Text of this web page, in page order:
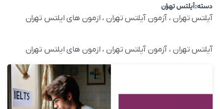
دسته:آیلتس تهران
آیلتس تهران ، آزمون آیلتس تهران ، ازمون های ایلتس تهران
آیلتس تهران ، آزمون آیلتس تهران ، ازمون های ایلتس تهران